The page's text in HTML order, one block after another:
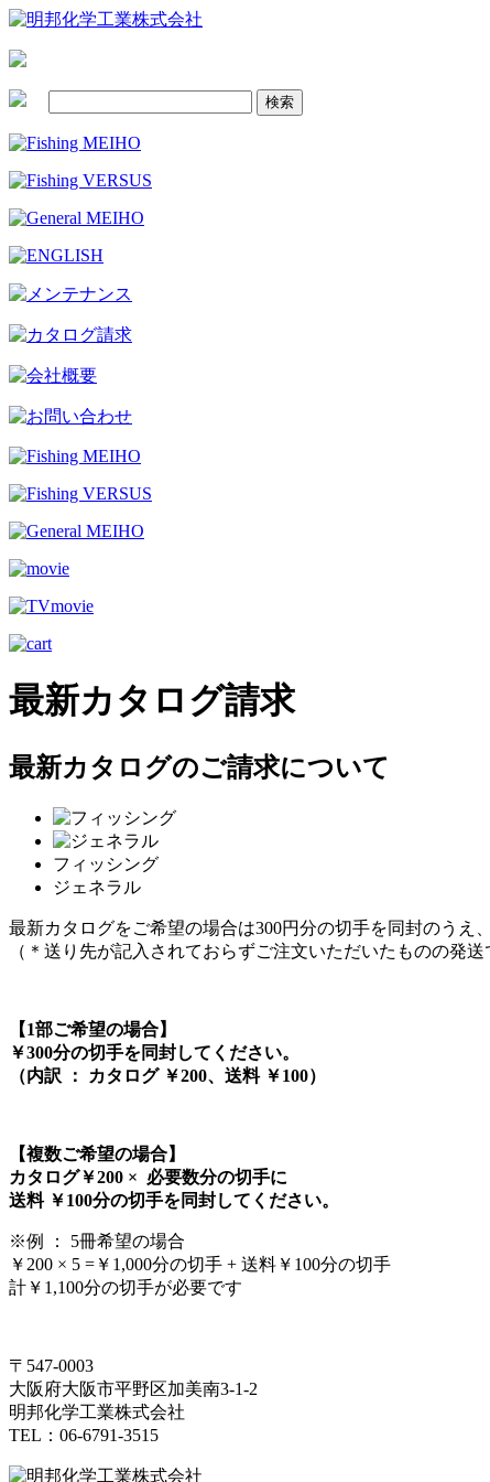
最新カタログ請求
最新カタログのご請求について
フィッシング
ジェネラル
最新カタログをご希望の場合は300円分の切手を同封のうえ
（＊送り先が記入されておらずご注文いただいたものの発
【1部ご希望の場合】
￥300分の切手を同封してください。
（内訳 ： カタログ ￥200、送料 ￥100）
【複数ご希望の場合】
カタログ￥200 × 必要数分の切手に
送料 ￥100分の切手を同封してください。
※例 ： 5冊希望の場合
￥200 × 5 =￥1,000分の切手 + 送料￥100分の切手
計￥1,100分の切手が必要です
〒547-0003
大阪府大阪市平野区加美南3-1-2
明邦化学工業株式会社
TEL：06-6791-3515